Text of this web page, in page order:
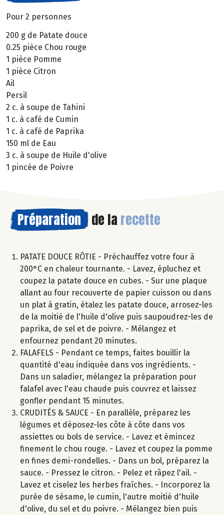
Pour 2 personnes
200 g de Patate douce
0.25 pièce Chou rouge
1 pièce Pomme
1 pièce Citron
Ail
Persil
2 c. à soupe de Tahini
1 c. à café de Cumin
1 c. à café de Paprika
150 ml de Eau
3 c. à soupe de Huile d'olive
1 pincée de Poivre
Préparation de la recette
PATATE DOUCE RÔTIE - Préchauffez votre four à
200°C en chaleur tournante. - Lavez, épluchez et
coupez la patate douce en cubes. - Sur une plaque
allant au four recouverte de papier cuisson ou dans
un plat à gratin, étalez les patate douce, arrosez-les
de la moitié de l'huile d'olive puis saupoudrez-les de
paprika, de sel et de poivre. - Mélangez et
enfournez pendant 20 minutes.
FALAFELS - Pendant ce temps, faites bouillir la
quantité d'eau indiquée dans vos ingrédients. -
Dans un saladier, mélangez la préparation pour
falafel avec l'eau chaude puis couvrez et laissez
gonfler pendant 15 minutes.
CRUDITÉS & SAUCE - En parallèle, préparez les
légumes et déposez-les côte à côte dans vos
assiettes ou bols de service. - Lavez et émincez
finement le chou rouge. - Lavez et coupez la pomme
en fines demi-rondelles. - Dans un bol, préparez la
sauce. - Pressez le citron. - Pelez et râpez l'ail. -
Lavez et ciselez les herbes fraîches. - Incorporez la
purée de sésame, le cumin, l'autre moitié d'huile
d'olive, du sel et du poivre. - Mélangez bien puis